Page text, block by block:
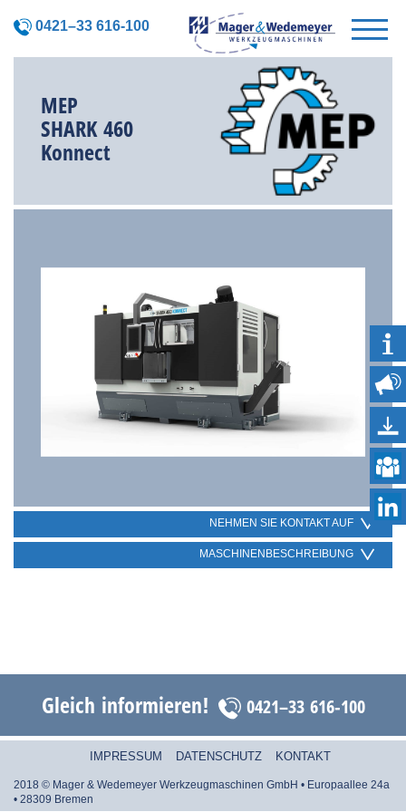
0421–33 616-100
MEP
SHARK 460
Konnect
NEHMEN SIE KONTAKT AUF
MASCHINENBESCHREIBUNG
Gleich informieren! 0421–33 616-100
IMPRESSUM DATENSCHUTZ KONTAKT
2018 © Mager & Wedemeyer Werkzeugmaschinen GmbH • Europaallee 24a
• 28309 Bremen